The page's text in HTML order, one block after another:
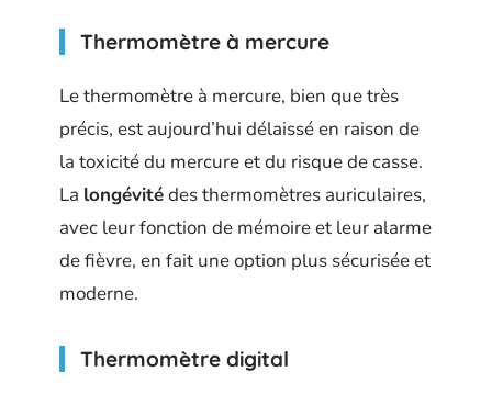
Thermomètre à mercure
Le thermomètre à mercure, bien que très
précis, est aujourd’hui délaissé en raison de
la toxicité du mercure et du risque de casse.
La longévitédes thermomètres auriculaires,
avec leur fonction de mémoire et leur alarme
de fièvre, en fait une option plus sécurisée et
moderne.
Thermomètre digital